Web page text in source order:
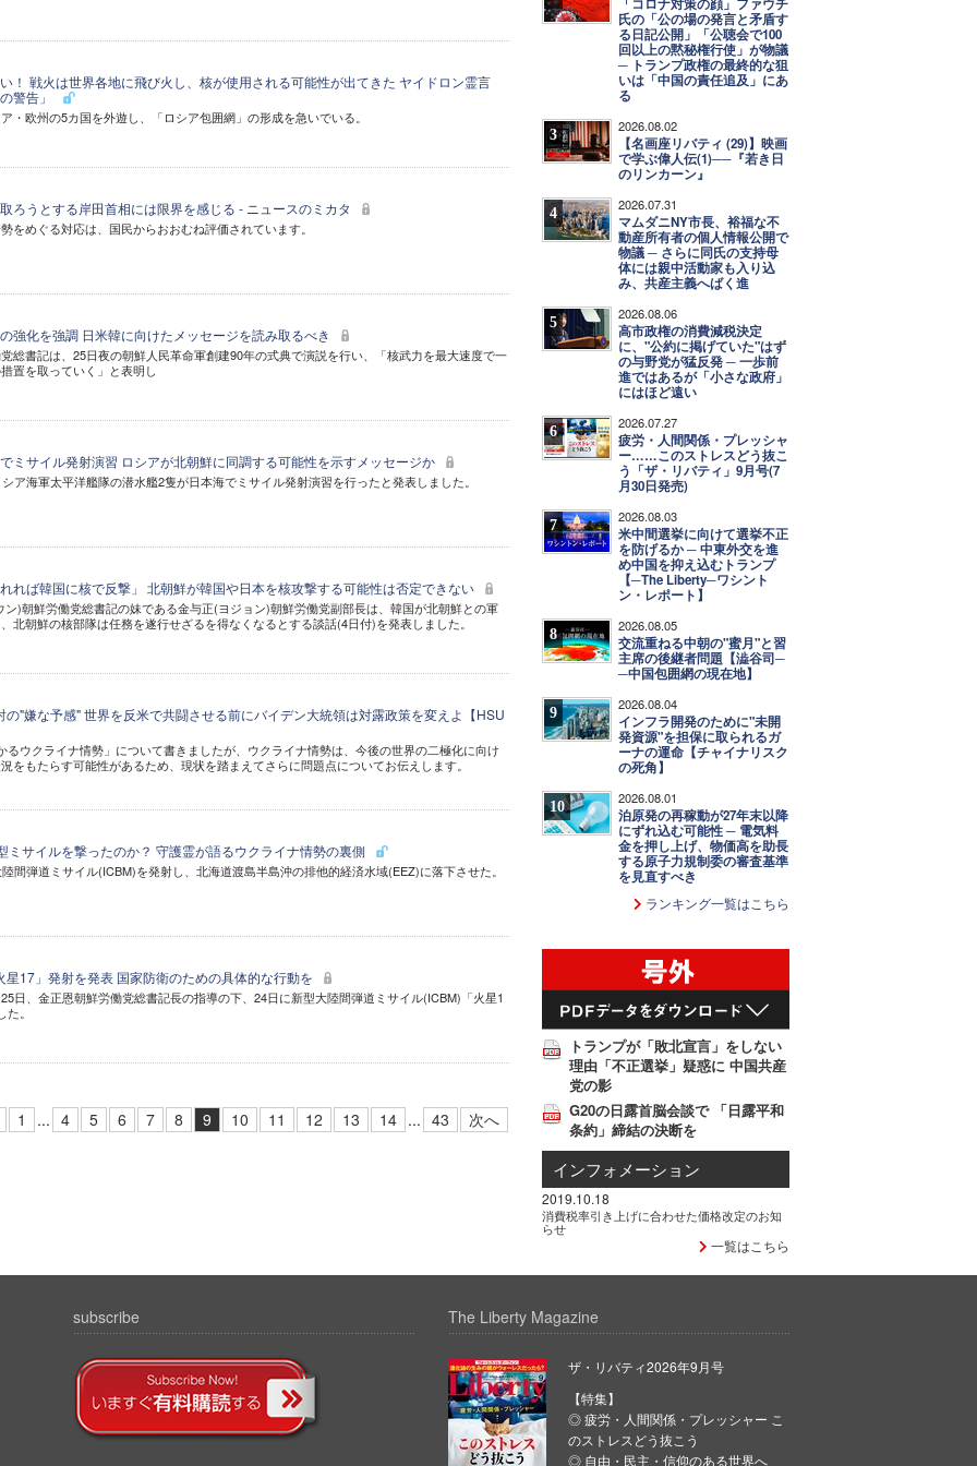
！ 戦火は世界各地に飛び火し、核が使用される可能性が出てきた ヤイドロン霊言
警告」
・欧州の5カ国を外遊し、「ロシア包囲網」の形成を急いでいる。
ろうとする岸田首相には限界を感じる - ニュースのミカタ
をめぐる対応は、国民からおおむね評価されています。
強化を強調 日米韓に向けたメッセージを読み取るべき
総書記は、25日夜の朝鮮人民革命軍創建90年の式典で演説を行い、「核武力を最大速度で一
置を取っていく」と表明し
ミサイル発射演習 ロシアが北朝鮮に同調する可能性を示すメッセージか
ア海軍太平洋艦隊の潜水艦2隻が日本海でミサイル発射演習を行ったと発表しました。
れば韓国に核で反撃」 北朝鮮が韓国や日本を核攻撃する可能性は否定できない
)朝鮮労働党総書記の妹である金与正(ヨジョン)朝鮮労働党副部長は、韓国が北朝鮮との軍
北朝鮮の核部隊は任務を遂行せざるを得なくなるとする談話(4日付)を発表しました。
の"嫌な予感" 世界を反米で共闘させる前にバイデン大統領は対露政策を変えよ【HSU
るウクライナ情勢」について書きましたが、ウクライナ情勢は、今後の世界の二極化に向け
をもたらす可能性があるため、現状を踏まえてさらに問題点についてお伝えします。
ミサイルを撃ったのか？ 守護霊が語るウクライナ情勢の裏側
間弾道ミサイル(ICBM)を発射し、北海道渡島半島沖の排他的経済水域(EEZ)に落下させた。
星17」発射を発表 国家防衛のための具体的な行動を
日、金正恩朝鮮労働党総書記長の指導の下、24日に新型大陸間弾道ミサイル(ICBM)「火星1
。
1 ... 4 5 6 7 8 9 10 11 12 13 14 ... 43 次へ
氏の「公の場の発言と矛盾す
る日記公開」「公聴会で100
回以上の黙秘権行使」が物議
─ トランプ政権の最終的な狙
いは「中国の責任追及」にあ
る
3 2026.08.02
【名画座リバティ (29)】映画
で学ぶ偉人伝(1)──『若き日
のリンカーン』
4 2026.07.31
マムダニNY市長、裕福な不
動産所有者の個人情報公開で
物議 ─ さらに同氏の支持母
体には親中活動家も入り込
み、共産主義へばく進
5 2026.08.06
高市政権の消費減税決定
に、"公約に掲げていた"はず
の与野党が猛反発 ─ 一歩前
進ではあるが「小さな政府」
にはほど遠い
6 2026.07.27
疲労・人間関係・プレッシャ
ー……このストレスどう抜こ
う「ザ・リバティ」9月号(7
月30日発売)
7 2026.08.03
米中間選挙に向けて選挙不正
を防げるか ─ 中東外交を進
め中国を抑え込むトランプ
【─The Liberty─ワシント
ン・レポート】
8 2026.08.05
交流重ねる中朝の"蜜月"と習
主席の後継者問題【澁谷司─
─中国包囲網の現在地】
9 2026.08.04
インフラ開発のために"未開
発資源"を担保に取られるガ
ーナの運命【チャイナリスク
の死角】
10 2026.08.01
泊原発の再稼動が27年末以降
にずれ込む可能性 ─ 電気料
金を押し上げ、物価高を助長
する原子力規制委の審査基準
を見直すべき
ランキング一覧はこちら
トランプが「敗北宣言」をしない
理由「不正選挙」疑惑に 中国共産
党の影
G20の日露首脳会談で 「日露平和
条約」締結の決断を
インフォメーション
2019.10.18
消費税率引き上げに合わせた価格改定のお知
らせ
一覧はこちら
subscribe The Liberty Magazine
ザ・リバティ2026年9月号
【特集】
◎ 疲労・人間関係・プレッシャー こ
のストレスどう抜こう
◎ 自由・民主・信仰のある世界へ